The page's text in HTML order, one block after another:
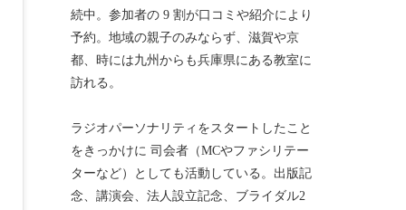
続中。参加者の 9 割が口コミや紹介により
予約。地域の親子のみならず、滋賀や京
都、時には九州からも兵庫県にある教室に
訪れる。
ラジオパーソナリティをスタートしたこと
をきっかけに 司会者（MCやファシリテー
ターなど）としても活動している。出版記
念、講演会、法人設立記念、ブライダル2